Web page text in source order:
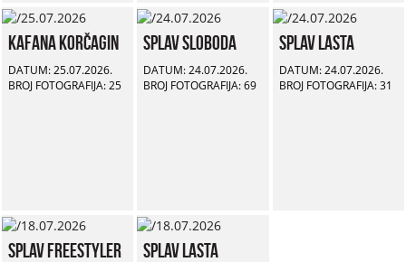
Kafana Korčagin
DATUM: 25.07.2026.
BROJ FOTOGRAFIJA: 25
Splav Sloboda
DATUM: 24.07.2026.
BROJ FOTOGRAFIJA: 69
Splav Lasta
DATUM: 24.07.2026.
BROJ FOTOGRAFIJA: 31
Splav Freestyler Splav Lasta